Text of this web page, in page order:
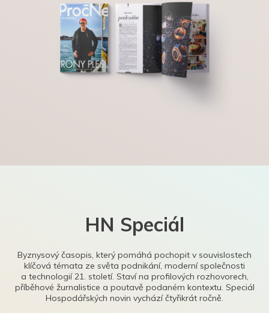
HN Speciál
Byznysový časopis, který pomáhá pochopit v souvislostech
klíčová témata ze světa podnikání, moderní společnosti
a technologií 21. století. Staví na profilových rozhovorech,
příběhové žurnalistice a poutavě podaném kontextu. Speciál
Hospodářských novin vychází čtyřikrát ročně.